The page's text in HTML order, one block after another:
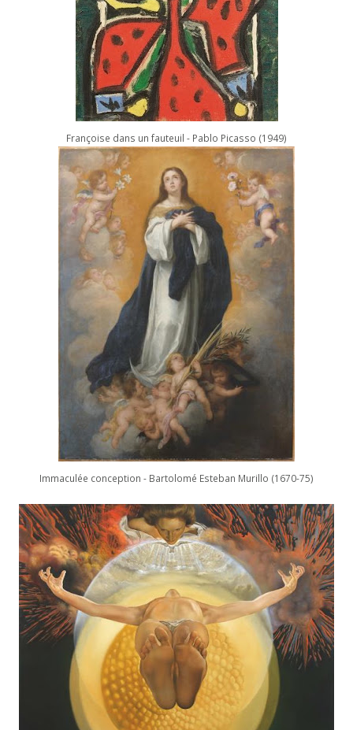
Françoise dans un fauteuil - Pablo Picasso (1949)
Immaculée conception - Bartolomé Esteban Murillo (1670-75)